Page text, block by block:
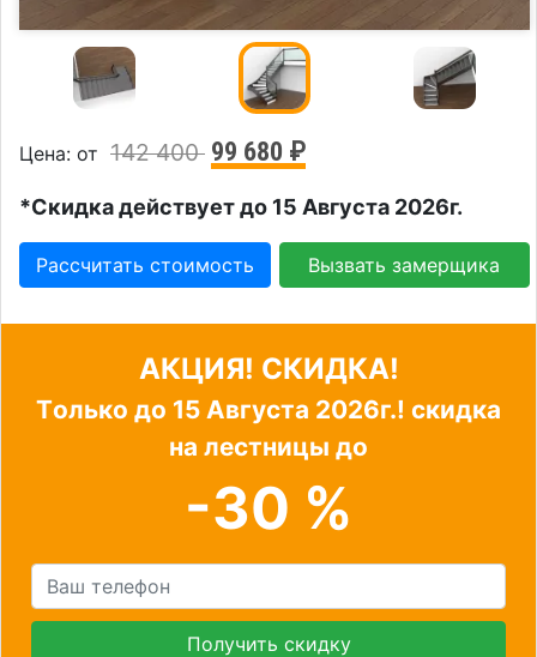
Цена: от 142 400 99 680 ₽
*Скидка действует до 15 Августа 2026г.
Рассчитать стоимость Вызвать замерщика
АКЦИЯ! СКИДКА!
Tолько до 15 Августа 2026г.! скидка
на лестницы до
-30 %
Получить скидку